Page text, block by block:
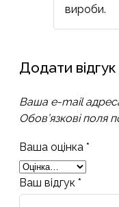
вироби.
Додати відгук
Ваша e-mail
Обов’язкові поля
Ваша оцінка *
Ваш відгук *